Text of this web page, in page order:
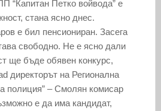
“Капитан Петко войвода” е
стана ясно днес.
е бил пенсиониран. Засега
свободно. Не е ясно дали
ще бъде обявен конкурс,
директорът на Регионална
полиция” – Смолян комисар
е да има кандидат,